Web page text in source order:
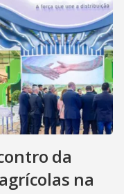
da
na